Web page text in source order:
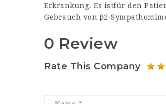
Erkrankung. Es istfür den
Gebrauch von
0 Review
Rate This Company